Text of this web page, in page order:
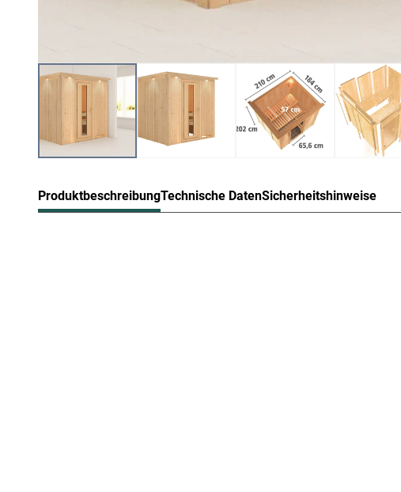
ProduktbeschreibungTechnische DatenSicherheitshinweise